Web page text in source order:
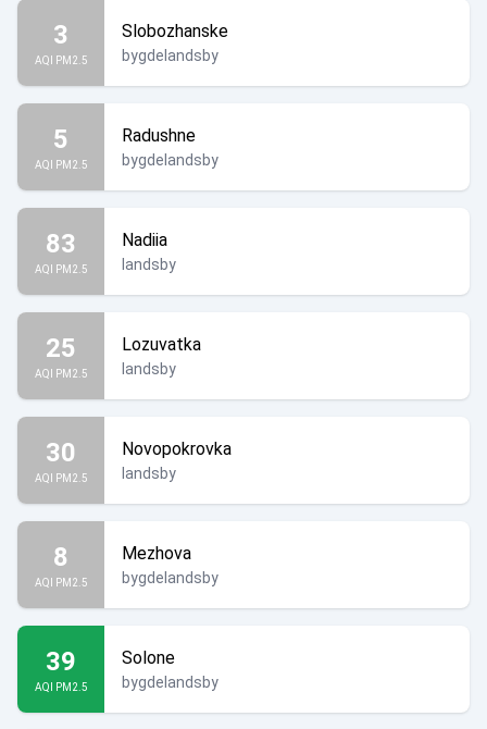
3
AQI PM2.5
Slobozhanske
bygdelandsby
5
AQI PM2.5
Radushne
bygdelandsby
83
AQI PM2.5
Nadiia
landsby
25
AQI PM2.5
Lozuvatka
landsby
30
AQI PM2.5
Novopokrovka
landsby
8
AQI PM2.5
Mezhova
bygdelandsby
39
AQI PM2.5
Solone
bygdelandsby